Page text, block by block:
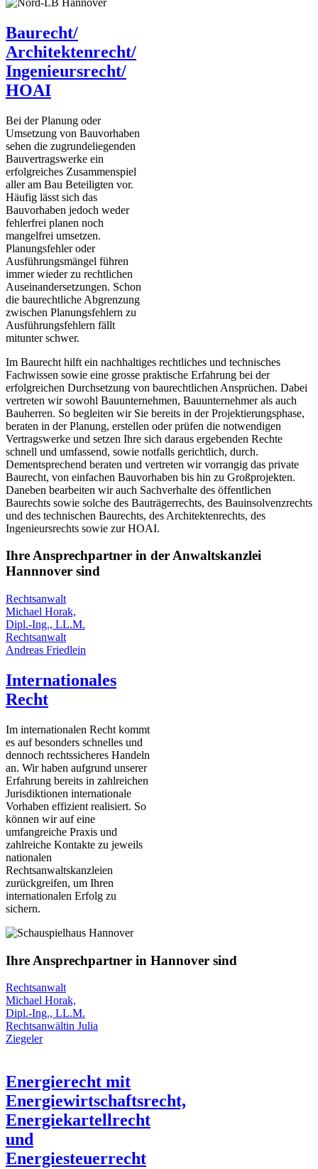
Baurecht/
Architektenrecht/
Ingenieursrecht/
HOAI
Bei der Planung oder
Umsetzung von Bauvorhaben
sehen die zugrundeliegenden
Bauvertragswerke ein
erfolgreiches Zusammenspiel
aller am Bau Beteiligten vor.
Häufig lässt sich das
Bauvorhaben jedoch weder
fehlerfrei planen noch
mangelfrei umsetzen.
Planungsfehler oder
Ausführungsmängel führen
immer wieder zu rechtlichen
Auseinandersetzungen. Schon
die baurechtliche Abgrenzung
zwischen Planungsfehlern zu
Ausführungsfehlern fällt
mitunter schwer.
Im Baurecht hilft ein nachhaltiges rechtliches und technisches
Fachwissen sowie eine grosse praktische Erfahrung bei der
erfolgreichen Durchsetzung von baurechtlichen Ansprüchen. Dabei
vertreten wir sowohl Bauunternehmen, Bauunternehmer als auch
Bauherren. So begleiten wir Sie bereits in der Projektierungsphase,
beraten in der Planung, erstellen oder prüfen die notwendigen
Vertragswerke und setzen Ihre sich daraus ergebenden Rechte
schnell und umfassend, sowie notfalls gerichtlich, durch.
Dementsprechend beraten und vertreten wir vorrangig das private
Baurecht, von einfachen Bauvorhaben bis hin zu Großprojekten.
Daneben bearbeiten wir auch Sachverhalte des öffentlichen
Baurechts sowie solche des Bauträgerrechts, des Bauinsolvenzrechts
und des technischen Baurechts, des Architektenrechts, des
Ingenieursrechts sowie zur HOAI.
Ihre Ansprechpartner in der Anwaltskanzlei
Hannnover sind
Rechtsanwalt
Michael Horak,
Dipl.-Ing., LL.M.
Rechtsanwalt
Andreas Friedlein
Internationales
Recht
Im internationalen Recht kommt
es auf besonders schnelles und
dennoch rechtssicheres Handeln
an. Wir haben aufgrund unserer
Erfahrung bereits in zahlreichen
Jurisdiktionen internationale
Vorhaben effizient realisiert. So
können wir auf eine
umfangreiche Praxis und
zahlreiche Kontakte zu jeweils
nationalen
Rechtsanwaltskanzleien
zurückgreifen, um Ihren
internationalen Erfolg zu
sichern.
Ihre Ansprechpartner in Hannover sind
Rechtsanwalt
Michael Horak,
Dipl.-Ing., LL.M.
Rechtsanwältin Julia
Ziegeler
Energierecht mit
Energiewirtschaftsrecht,
Energiekartellrecht
und
Energiesteuerrecht